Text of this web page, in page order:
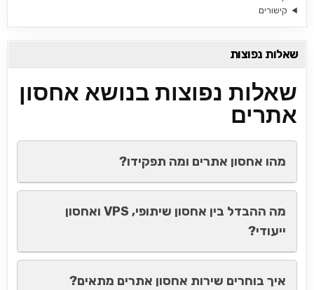
קישורים
שאלות נפוצות
שאלות נפוצות בנושא אחסון
אתרים
מהו אחסון אתרים ומה תפקידו?
מה ההבדל בין אחסון שיתופי, VPS ואחסון
ייעודי?
איך בוחרים שירות אחסון אתרים מתאים?